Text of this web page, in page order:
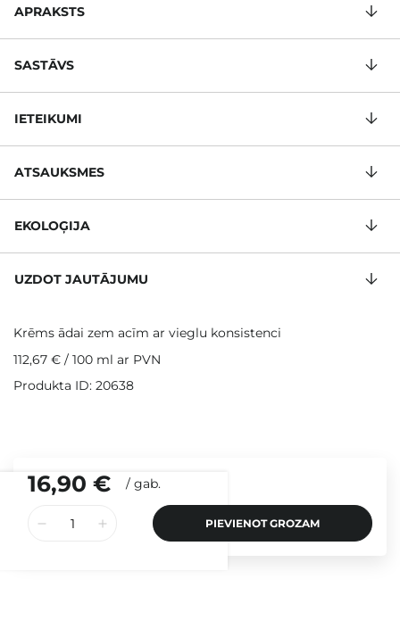
16,90 € / gab.
PIEVIENOT GROZAM
APRAKSTS
SASTĀVS
IETEIKUMI
ATSAUKSMES
EKOLOĢIJA
UZDOT JAUTĀJUMU
Krēms ādai zem acīm ar vieglu konsistenci
112,67 € / 100 ml ar PVN
Produkta ID: 20638